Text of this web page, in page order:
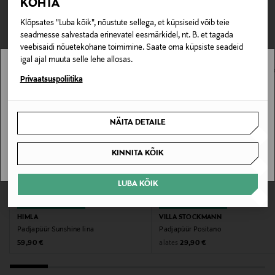
KOHTA
Klõpsates "Luba kõik", nõustute sellega, et küpsiseid võib teie
seadmesse salvestada erinevatel eesmärkidel, nt. B. et tagada
veebisaidi nõuetekohane toimimine. Saate oma küpsiste seadeid
igal ajal muuta selle lehe allosas.
Privaatsuspoliitika
NÄITA DETAILE
KINNITA KÕIK
LUBA KÕIK
Materjal
100% puuvill
Masinpesu
Pesemistemperatuur
40 °C
Värv
IVORY
Suurus
50x50 CM
Tarnimine pakiautomaati või postkontorisse
0,00 € – 4,90 €
TEISED KLIENDID
VAATASID KA
HIMLA
Padjapüür Sunshine lina
Original Price
59,90 €
VILLA STOCKMANN
Padjapüür Positano
alates Original Price
29,90 €
Stockmann pole Sinu riigis saadaval.
SAAN ARU